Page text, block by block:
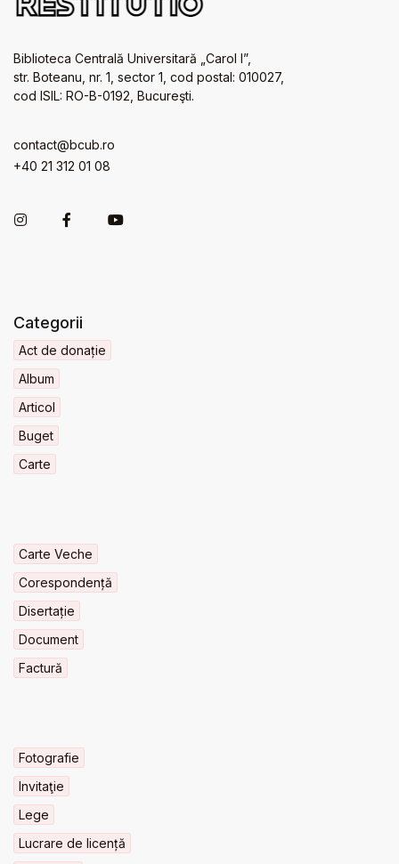
Biblioteca Centrală Universitară „Carol I”,
str. Boteanu, nr. 1, sector 1, cod postal: 010027,
cod ISIL: RO-B-0192, Bucureşti.
contact@bcub.ro
+40 21 312 01 08
Categorii
Act de donație
Album
Articol
Buget
Carte
Carte Veche
Corespondență
Disertație
Document
Factură
Fotografie
Invitaţie
Lege
Lucrare de licență